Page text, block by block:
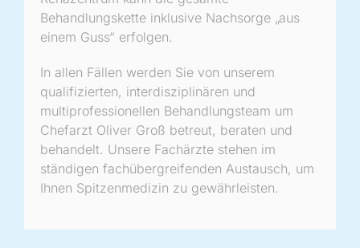
Behandlungskette inklusive Nachsorge „aus
einem Guss“ erfolgen.
In allen Fällen werden Sie von unserem
qualifizierten, interdisziplinären und
multiprofessionellen Behandlungsteam um
Chefarzt Oliver Groß betreut, beraten und
behandelt. Unsere Fachärzte stehen im
ständigen fachübergreifenden Austausch, um
Ihnen Spitzenmedizin zu gewährleisten.